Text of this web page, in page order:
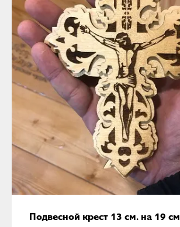
Подвесной крест 13 см. на 19 см